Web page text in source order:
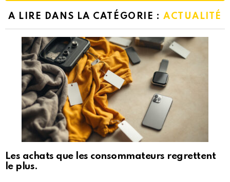
A LIRE DANS LA CATÉGORIE : ACTUALITÉ
Les achats que les consommateurs regrettent
le plus.